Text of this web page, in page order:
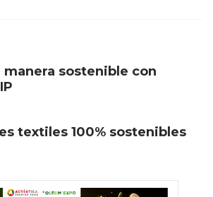
manera sostenible con
textiles 100% sostenibles